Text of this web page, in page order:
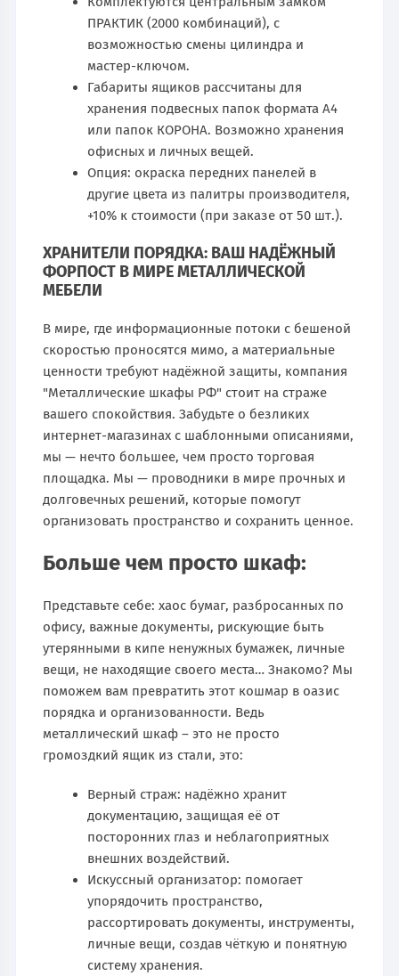
ПРАКТИК (2000 комбинаций), с
возможностью смены цилиндра и
мастер-ключом.
Габариты ящиков рассчитаны для
хранения подвесных папок формата А4
или папок КОРОНА. Возможно хранения
офисных и личных вещей.
Опция: окраска передних панелей в
другие цвета из палитры производителя,
+10% к стоимости (при заказе от 50 шт.).
ХРАНИТЕЛИ ПОРЯДКА: ВАШ НАДЁЖНЫЙ
ФОРПОСТ В МИРЕ МЕТАЛЛИЧЕСКОЙ
МЕБЕЛИ
В мире, где информационные потоки с бешеной
скоростью проносятся мимо, а материальные
ценности требуют надёжной защиты, компания
"Металлические шкафы РФ" стоит на страже
вашего спокойствия. Забудьте о безликих
интернет-магазинах с шаблонными описаниями,
мы — нечто большее, чем просто торговая
площадка. Мы — проводники в мире прочных и
долговечных решений, которые помогут
организовать пространство и сохранить ценное.
Больше чем просто шкаф:
Представьте себе: хаос бумаг, разбросанных по
офису, важные документы, рискующие быть
утерянными в кипе ненужных бумажек, личные
вещи, не находящие своего места… Знакомо? Мы
поможем вам превратить этот кошмар в оазис
порядка и организованности. Ведь
металлический шкаф – это не просто
громоздкий ящик из стали, это:
Верный страж: надёжно хранит
документацию, защищая её от
посторонних глаз и неблагоприятных
внешних воздействий.
Искусcный организатор: помогает
упорядочить пространство,
рассортировать документы, инструменты,
личные вещи, создав чёткую и понятную
систему хранения.